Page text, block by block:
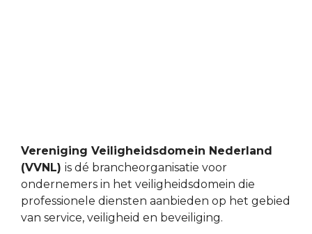
Vereniging Veiligheidsdomein Nederland
(VVNL) is dé brancheorganisatie voor
ondernemers in het veiligheidsdomein die
professionele diensten aanbieden op het gebied
van service, veiligheid en beveiliging.